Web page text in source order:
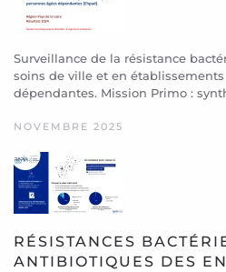
Surveillance de la résistance
soins de ville et en
dépendantes. Mission Primo :
NOVEMBRE 2025
RÉSISTANCES
ANTIBIOTIQUES DES